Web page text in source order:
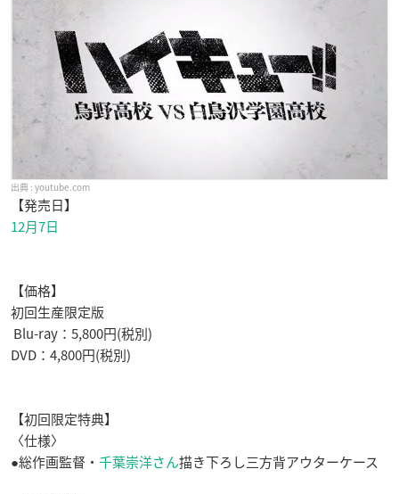
youtube.com
【発売日】
12月7日
【価格】
初回生産限定版
Blu-ray：5,800円(税別)
DVD：4,800円(税別)
【初回限定特典】
〈仕様〉
●総作画監督・ 千葉崇洋さん描き下ろし三方背アウターケース